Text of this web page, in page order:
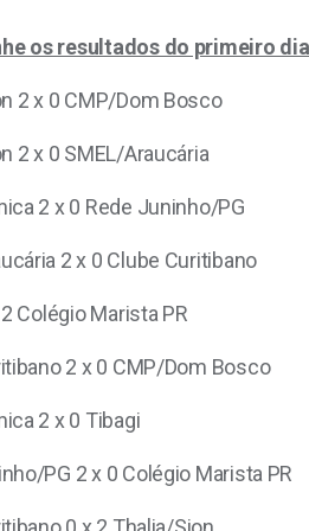
os resultados do primeiro
2 x 0 CMP/Dom Bosco
2 x 0 SMEL/Araucária
2 x 0 Rede Juninho/PG
2 x 0 Clube Curitibano
Colégio Marista PR
2 x 0 CMP/Dom Bosco
2 x 0 Tibagi
PG 2 x 0 Colégio Marista PR